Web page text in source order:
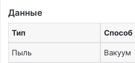
Данные
Тип Способ
Пыль Вакуум